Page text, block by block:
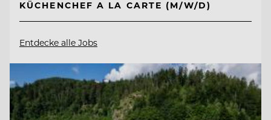
KÜCHENCHEF A LA CARTE (M/W/D)
Entdecke alle Jobs